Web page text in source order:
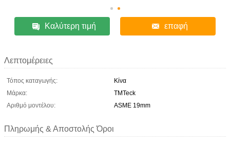
Καλύτερη τιμή επαφή
Λεπτομέρειες
Τόπος καταγωγής:
Κίνα
Μάρκα:
TMTeck
Αριθμό μοντέλου:
ASME 19mm
Πληρωμής & Αποστολής Όροι